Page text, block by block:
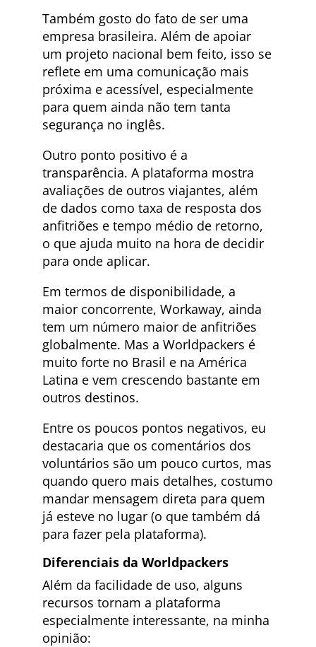
Também gosto do fato de ser uma
empresa brasileira. Além de apoiar
um projeto nacional bem feito, isso se
reflete em uma comunicação mais
próxima e acessível, especialmente
para quem ainda não tem tanta
segurança no inglês.
Outro ponto positivo é a
transparência. A plataforma mostra
avaliações de outros viajantes, além
de dados como taxa de resposta dos
anfitriões e tempo médio de retorno,
o que ajuda muito na hora de decidir
para onde aplicar.
Em termos de disponibilidade, a
maior concorrente, Workaway, ainda
tem um número maior de anfitriões
globalmente. Mas a Worldpackers é
muito forte no Brasil e na América
Latina e vem crescendo bastante em
outros destinos.
Entre os poucos pontos negativos, eu
destacaria que os comentários dos
voluntários são um pouco curtos, mas
quando quero mais detalhes, costumo
mandar mensagem direta para quem
já esteve no lugar (o que também dá
para fazer pela plataforma).
Diferenciais da Worldpackers
Além da facilidade de uso, alguns
recursos tornam a plataforma
especialmente interessante, na minha
opinião: